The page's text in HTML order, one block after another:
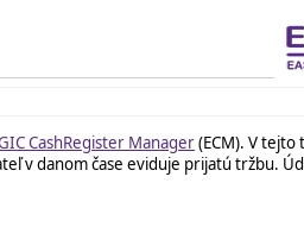
CashRegister Manager(ECM). V tejto
v danom čase eviduje prijatú tržbu.